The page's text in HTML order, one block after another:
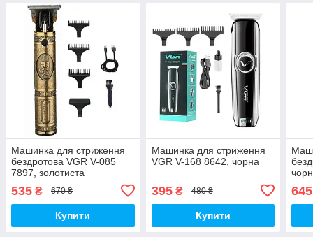
Машинка для стриження
бездротова VGR V-085
7897, золотиста
535 ₴ 670 ₴
Купити
Машинка для стриження
VGR V-168 8642, чорна
395₴ 480 ₴
Купити
645